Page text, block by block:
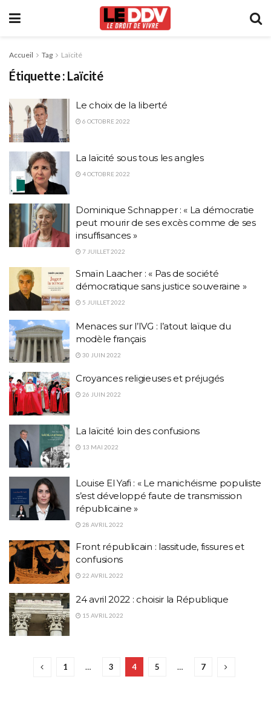
Accueil Tag Laïcité
Étiquette : Laïcité
Le choix de la liberté
6 OCTOBRE 2022
La laïcité sous tous les angles
4 OCTOBRE 2022
Dominique Schnapper : « La démocratie
peut mourir de ses excès comme de ses
insuffisances »
7 JUILLET 2022
Smaïn Laacher : « Pas de société
démocratique sans justice souveraine »
5 JUILLET 2022
Menaces sur l’IVG : l’atout laïque du
modèle français
30 JUIN 2022
Croyances religieuses et préjugés
26 JUIN 2022
La laïcité loin des confusions
13 MAI 2022
Louise El Yafi : « Le manichéisme populiste
s’est développé faute de transmission
républicaine »
28 AVRIL 2022
Front républicain : lassitude, fissures et
confusions
22 AVRIL 2022
24 avril 2022 : choisir la République
15 AVRIL 2022
1 … 3 4 5 … 7